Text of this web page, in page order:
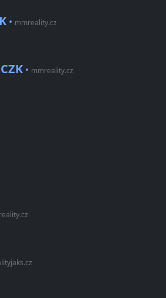
• mmreality.cz
• mmreality.cz